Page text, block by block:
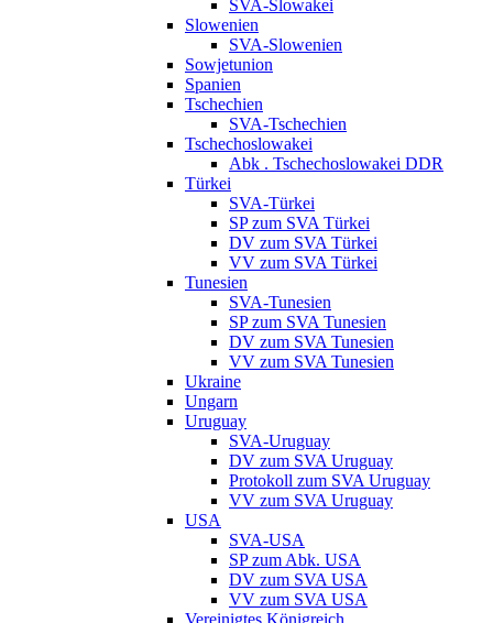
SVA-Slowakei
Slowenien
SVA-Slowenien
Sowjetunion
Spanien
Tschechien
SVA-Tschechien
Tschechoslowakei
Abk . Tschechoslowakei DDR
Türkei
SVA-Türkei
SP zum SVA Türkei
DV zum SVA Türkei
VV zum SVA Türkei
Tunesien
SVA-Tunesien
SP zum SVA Tunesien
DV zum SVA Tunesien
VV zum SVA Tunesien
Ukraine
Ungarn
Uruguay
SVA-Uruguay
DV zum SVA Uruguay
Protokoll zum SVA Uruguay
VV zum SVA Uruguay
USA
SVA-USA
SP zum Abk. USA
DV zum SVA USA
VV zum SVA USA
Vereinigtes Königreich